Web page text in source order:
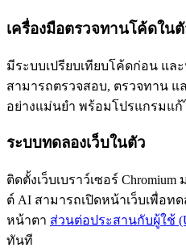
เครื่องมือตรวจทานโค้ดใน
มีระบบเปรียบเทียบโค้ดก่อน แล
สามารถตรวจสอบ, ตรวจทาน
อย่างแม่นยำ พร้อมโปรแกรมแก้
ระบบทดลองเว็บในตัว
ติดตั้งเว็บเบราว์เซอร์
ต์ AI สามารถเปิดหน้าเว็บเพื่อท
หน้าตา ส่วนต่อประสานกับผู้ใช้
ทันที